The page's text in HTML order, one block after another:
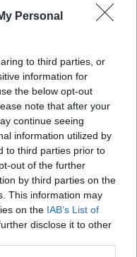
Personal
to third parties, or
information for
the below opt-out
note that after your
continue seeing
information utilized by
to third parties prior to
out of the further
by third parties on the
This information may
on the IAB’s List of
disclose it to other
igazi ralipályán,
egy ilyen
egyszer
miért ne? Az
akar,
és a futam
fordulóján
futammal,